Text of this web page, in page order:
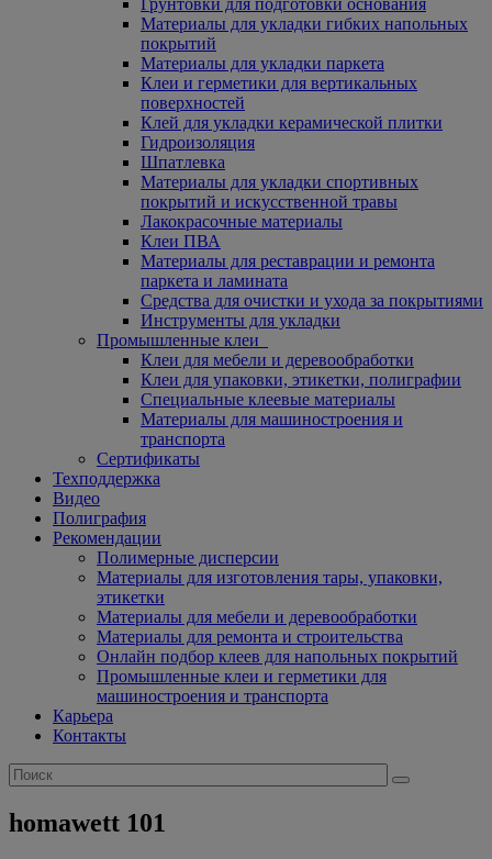
Грунтовки для подготовки основания
Материалы для укладки гибких напольных
покрытий
Материалы для укладки паркета
Клеи и герметики для вертикальных
поверхностей
Клей для укладки керамической плитки
Гидроизоляция
Шпатлевка
Материалы для укладки спортивных
покрытий и искусственной травы
Лакокрасочные материалы
Клеи ПВА
Материалы для реставрации и ремонта
паркета и ламината
Средства для очистки и ухода за покрытиями
Инструменты для укладки
Промышленные клеи
Клеи для мебели и деревообработки
Клеи для упаковки, этикетки, полиграфии
Специальные клеевые материалы
Материалы для машиностроения и
транспорта
Сертификаты
Техподдержка
Видео
Полиграфия
Рекомендации
Полимерные дисперсии
Материалы для изготовления тары, упаковки,
этикетки
Материалы для мебели и деревообработки
Материалы для ремонта и строительства
Онлайн подбор клеев для напольных покрытий
Промышленные клеи и герметики для
машиностроения и транспорта
Карьера
Контакты
homawett 101